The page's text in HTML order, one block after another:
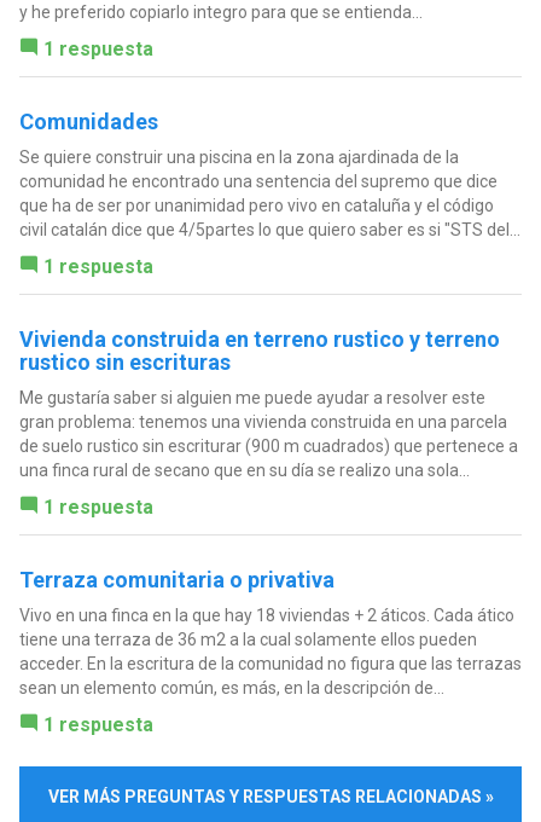
y he preferido copiarlo integro para que se entienda...
1 respuesta
Comunidades
Se quiere construir una piscina en la zona ajardinada de la
comunidad he encontrado una sentencia del supremo que dice
que ha de ser por unanimidad pero vivo en cataluña y el código
civil catalán dice que 4/5partes lo que quiero saber es si "STS del...
1 respuesta
Vivienda construida en terreno rustico y terreno
rustico sin escrituras
Me gustaría saber si alguien me puede ayudar a resolver este
gran problema: tenemos una vivienda construida en una parcela
de suelo rustico sin escriturar (900 m cuadrados) que pertenece a
una finca rural de secano que en su día se realizo una sola...
1 respuesta
Terraza comunitaria o privativa
Vivo en una finca en la que hay 18 viviendas + 2 áticos. Cada ático
tiene una terraza de 36 m2 a la cual solamente ellos pueden
acceder. En la escritura de la comunidad no figura que las terrazas
sean un elemento común, es más, en la descripción de...
1 respuesta
VER MÁS PREGUNTAS Y RESPUESTAS RELACIONADAS »